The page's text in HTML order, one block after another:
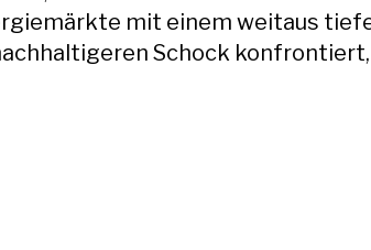
mit einem weitaus
Schock konfrontiert,